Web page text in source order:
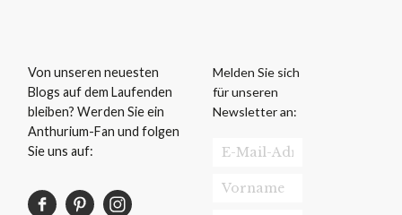
Von unseren neuesten
Blogs auf dem Laufenden
bleiben? Werden Sie ein
Anthurium-Fan und folgen
Sie uns auf:
Melden Sie sich
für unseren
Newsletter an: